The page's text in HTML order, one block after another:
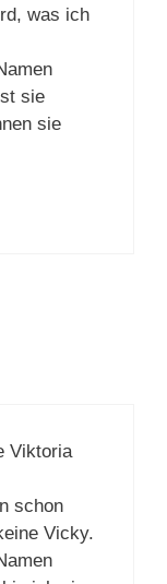
was ich
sie
sie
Viktoria
schon
Vicky.